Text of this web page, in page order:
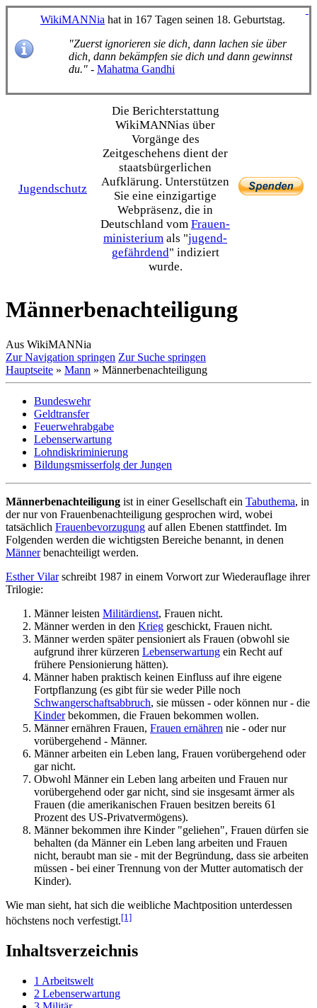
WikiMANNia hat in 167 Tagen seinen 18. Geburtstag.
"Zuerst ignorieren sie dich, dann lachen sie über
dich, dann bekämpfen sie dich und dann gewinnst
du." - Mahatma Gandhi
Jugendschutz
Die Bericht­erstattung
WikiMANNias über
Vorgänge des
Zeitgeschehens dient der
staats­bürgerlichen
Aufklärung. Unterstützen
Sie eine einzig­artige
Webpräsenz, die in
Deutschland vom Frauen­
ministerium als "jugend­
gefährdend" indiziert
wurde.
Männerbenachteiligung
Aus WikiMANNia
Zur Navigation springen Zur Suche springen
Hauptseite » Mann » Männerbenachteiligung
Bundeswehr
Geldtransfer
Feuerwehrabgabe
Lebenserwartung
Lohndiskriminierung
Bildungsmisserfolg der Jungen
Männerbenachteiligung ist in einer Gesellschaft ein Tabuthema, in
der nur von Frauen­benachteiligung gesprochen wird, wobei
tatsächlich Frauenbevorzugung auf allen Ebenen stattfindet. Im
Folgenden werden die wichtigsten Bereiche benannt, in denen
Männerbenachteiligt werden.
Esther Vilarschreibt 1987 in einem Vorwort zur Wiederauflage ihrer
Trilogie:
Männer leisten Militärdienst, Frauen nicht.
Männer werden in den Krieg geschickt, Frauen nicht.
Männer werden später pensioniert als Frauen (obwohl sie
aufgrund ihrer kürzeren Lebenserwartung ein Recht auf
frühere Pensionierung hätten).
Männer haben praktisch keinen Einfluss auf ihre eigene
Fortpflanzung (es gibt für sie weder Pille noch
Schwangerschaftsabbruch, sie müssen - oder können nur - die
Kinderbekommen, die Frauen bekommen wollen.
Männer ernähren Frauen, Frauen ernähren nie - oder nur
vorübergehend - Männer.
Männer arbeiten ein Leben lang, Frauen vorübergehend oder
gar nicht.
Obwohl Männer ein Leben lang arbeiten und Frauen nur
vorübergehend oder gar nicht, sind sie insgesamt ärmer als
Frauen (die amerikanischen Frauen besitzen bereits 61
Prozent des US-Privat­vermögens).
Männer bekommen ihre Kinder "geliehen", Frauen dürfen sie
behalten (da Männer ein Leben lang arbeiten und Frauen
nicht, beraubt man sie - mit der Begründung, dass sie arbeiten
müssen - bei einer Trennung von der Mutter automatisch der
Kinder).
Wie man sieht, hat sich die weibliche Machtposition unterdessen
höchstens noch verfestigt.[1]
Inhaltsverzeichnis
1 Arbeitswelt
2 Lebenserwartung